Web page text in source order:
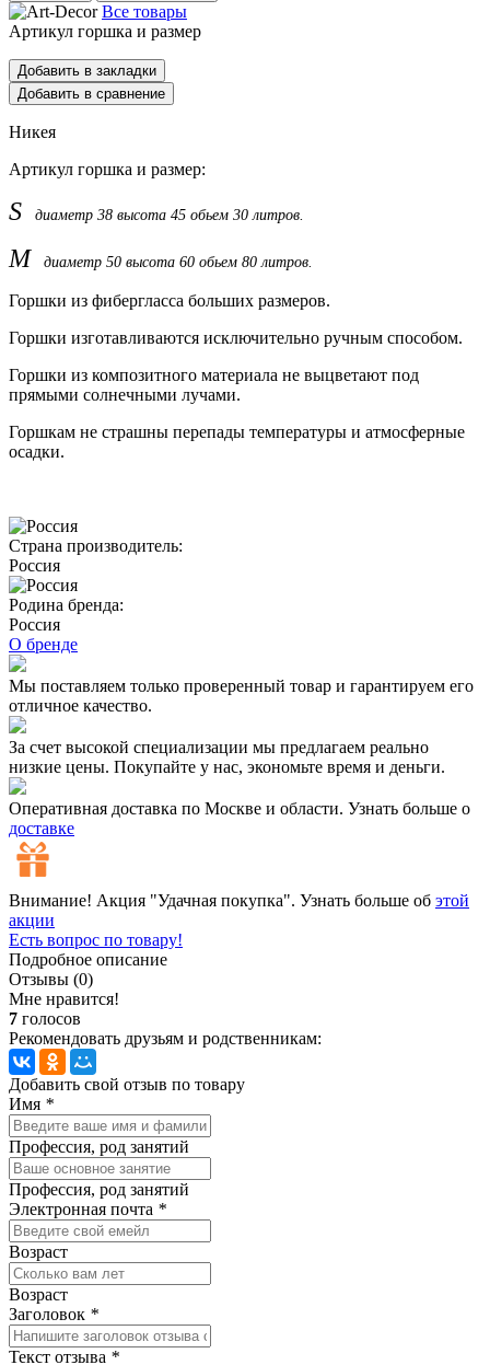
Все товары
Артикул горшка и размер
Добавить в закладки
Добавить в сравнение
Никея
Артикул горшка и размер:
S диаметр 38 высота 45 обьем 30 литров.
М диаметр 50 высота 60 обьем 80 литров.
Горшки из фибергласса больших размеров.
Горшки изготавливаются исключительно ручным способом.
Горшки из композитного материала не выцветают под
прямыми солнечными лучами.
Горшкам не страшны перепады температуры и атмосферные
осадки.
Страна производитель:
Россия
Родина бренда:
Россия
О бренде
Мы поставляем только проверенный товар и гарантируем его
отличное качество.
За счет высокой специализации мы предлагаем реально
низкие цены. Покупайте у нас, экономьте время и деньги.
Оперативная доставка по Москве и области. Узнать больше о
доставке
Внимание! Акция "Удачная покупка". Узнать больше об этой
акции
Есть вопрос по товару!
Подробное описание
Отзывы (0)
Мне нравится!
7 голосов
Рекомендовать друзьям и родственникам:
Добавить свой отзыв по товару
Имя *
Профессия, род занятий
Профессия, род занятий
Электронная почта *
Возраст
Возраст
Заголовок *
Текст отзыва *